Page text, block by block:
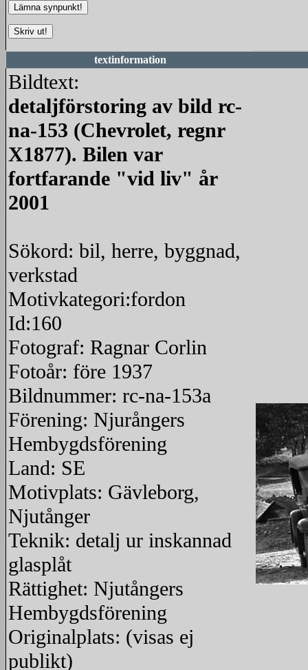
textinformation
Bildtext:
detaljförstoring av bild rc-
na-153 (Chevrolet, regnr
X1877). Bilen var
fortfarande "vid liv" år
2001
Sökord: bil, herre, byggnad,
verkstad
Motivkategori:fordon
Id:160
Fotograf: Ragnar Corlin
Fotoår: före 1937
Bildnummer: rc-na-153a
Förening: Njurångers
Hembygdsförening
Land: SE
Motivplats: Gävleborg,
Njutånger
Teknik: detalj ur inskannad
glasplåt
Rättighet: Njutångers
Hembygdsförening
Originalplats: (visas ej
publikt)